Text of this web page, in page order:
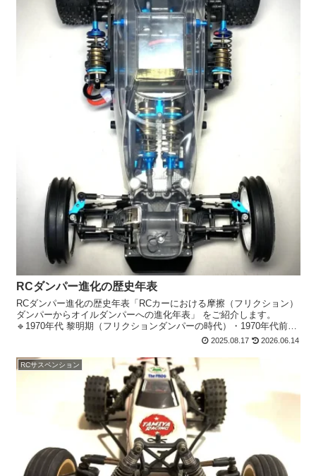
RCダンパー進化の歴史年表
RCダンパー進化の歴史年表「RCカーにおける摩擦（フリクション）
ダンパーからオイルダンパーへの進化年表」 をご紹介します。
🔹1970年代 黎明期（フリクションダンパーの時代）・1970年代前半
・RC黎明期の1/12レーシングカー・オフロー... 2025.08.17 2026.06.14
RCサスペンション